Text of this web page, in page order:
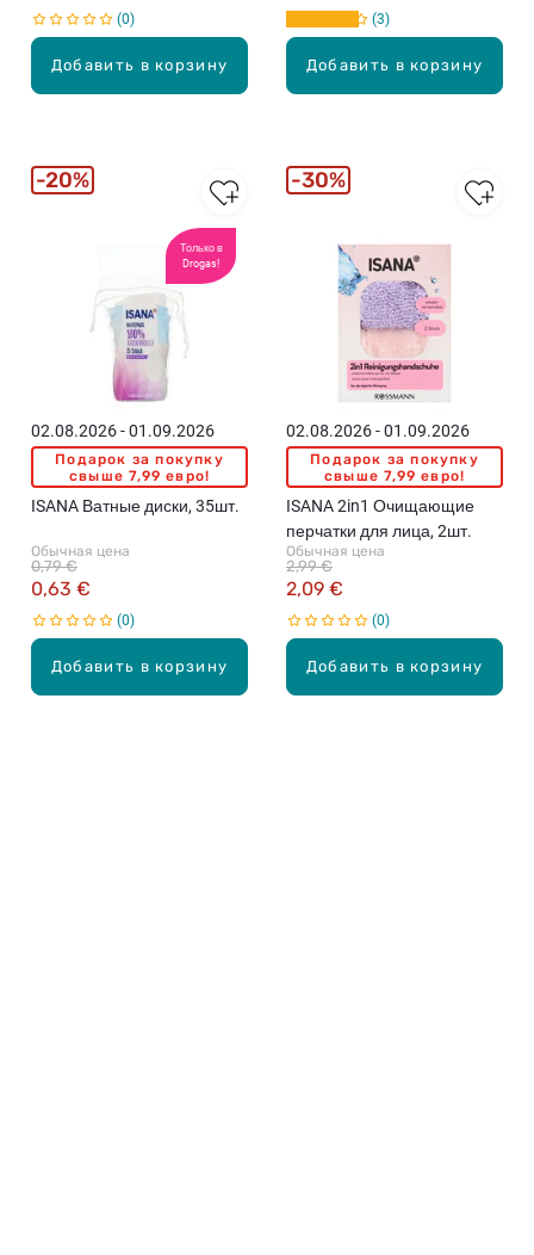
Добавить в корзину
0
Добавить в корзину
3
Только в
Drogas!
Добавить в корзину
02.08.2026 - 01.09.2026
Подарок за покупку
свыше 7,99 евро!
ISANA Ватные диски, 35шт.
Обычная цена
0,63 €
0,79 €
0
20%
Добавить в корзину
02.08.2026 - 01.09.2026
Подарок за покупку
свыше 7,99 евро!
ISANA 2in1 Очищающие
перчатки для лица, 2шт.
Обычная цена
2,09 €
2,99 €
0
30%